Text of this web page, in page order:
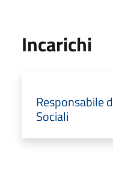
Incarichi
Responsabile
Sociali